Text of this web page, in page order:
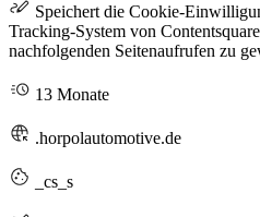
Speichert die Cookie-
Tracking-System von
nachfolgenden Seitenaufrufen zu
13 Monate
.horpolautomotive.de
_cs_s